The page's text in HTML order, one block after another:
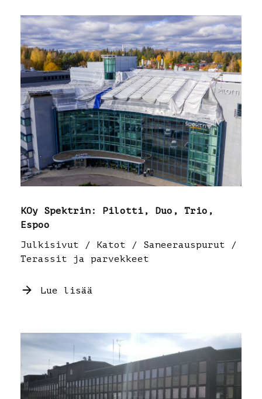
KOy Spektrin: Pilotti, Duo, Trio,
Espoo
Julkisivut / Katot / Saneerauspurut /
Terassit ja parvekkeet
Lue lisää